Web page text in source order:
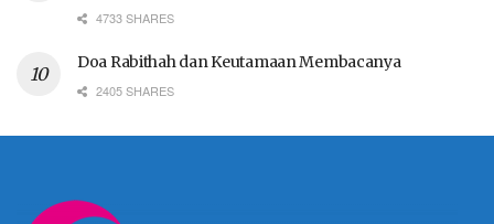
4733 SHARES
Doa Rabithah dan Keutamaan Membacanya
2405 SHARES